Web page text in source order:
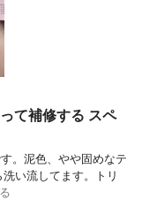
トレハロース、(ビスブ
ン/PEG-60)コポリマ
解水添デンプン、ヒ
ース、ヒドロキシエ
-7、(C12-14)パレス-
、メチルパラベン、
、香料、エチルヘキ
分解ローヤルゼリータ
エタノール
て補修する スペ
。泥色、やや固めなテ
い流してます。トリ